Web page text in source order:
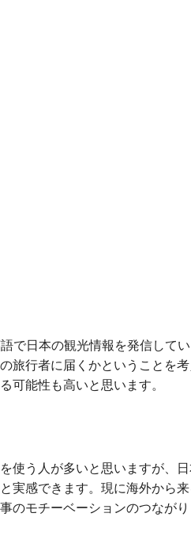
で日本の観光情報を発信して
旅行者に届くかということを
可能性も高いと思います。
使う人が多いと思いますが、
実感できます。現に海外から
のモチーベーションのつながり